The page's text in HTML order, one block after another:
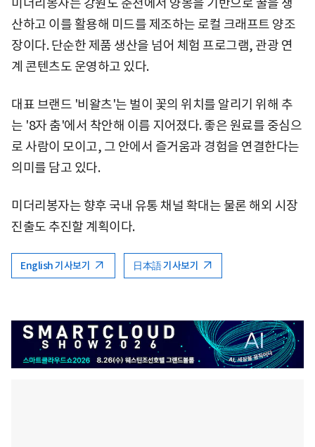
산하고 이를 활용해 미드를 제조하는 로컬 크래프트 양조
장이다. 단순한 제품 생산을 넘어 체험 프로그램, 관광 연
계 콘텐츠도 운영하고 있다.
대표 브랜드 '비왈츠'는 벌이 꽃의 위치를 알리기 위해 추
는 '8자 춤'에서 착안해 이름 지어졌다. 좋은 원료를 중심으
로 사람이 모이고, 그 안에서 즐거움과 경험을 연결한다는
의미를 담고 있다.
미더리봉자는 향후 국내 유통 채널 확대는 물론 해외 시장
진출도 추진할 계획이다.
English 기사보기 日本語 기사보기